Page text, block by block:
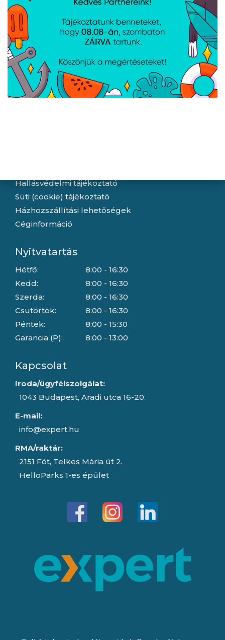
Navigáció
Hírek
Újdonságok
Kapcsolat
Letöltések
Hallásvédelmi tájékoztató
Süti (cookie) tájékoztató
Házhozszállítási lehetőségek
Céginformáció
Nyitvatartás
Hétfő:
Kedd:
Szerda:
Csütörtök:
Péntek:
Garancia (P):
8:00 - 16:30
8:00 - 16:30
8:00 - 16:30
8:00 - 16:30
8:00 - 15:30
8:00 - 13:00
Kapcsolat
Iroda/ügyfélszolgálat:
1043 Budapest, Aradi utca 16-20.
E-mail:
info@expert.hu
RMA/raktár:
2151 Fót, Telkes Mária út 2.
HelloParks 1-es épület